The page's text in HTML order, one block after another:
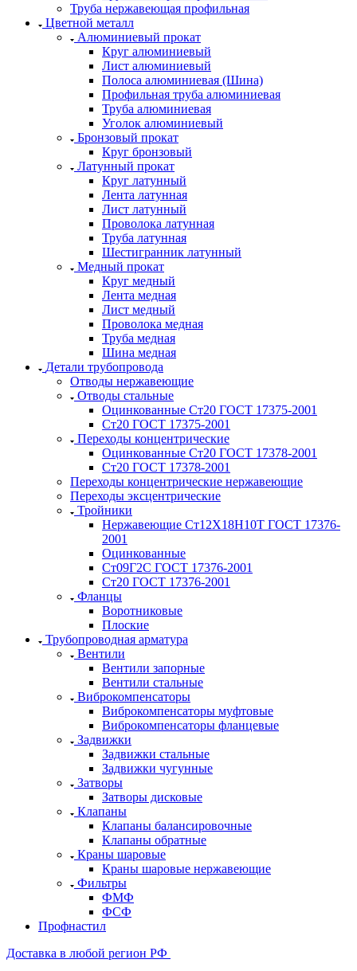
Труба нержавеющая профильная
Цветной металл
Алюминиевый прокат
Круг алюминиевый
Лист алюминиевый
Полоса алюминиевая (Шина)
Профильная труба алюминиевая
Труба алюминиевая
Уголок алюминиевый
Бронзовый прокат
Круг бронзовый
Латунный прокат
Круг латунный
Лента латунная
Лист латунный
Проволока латунная
Труба латунная
Шестигранник латунный
Медный прокат
Круг медный
Лента медная
Лист медный
Проволока медная
Труба медная
Шина медная
Детали трубопровода
Отводы нержавеющие
Отводы стальные
Оцинкованные Ст20 ГОСТ 17375-2001
Ст20 ГОСТ 17375-2001
Переходы концентрические
Оцинкованные Ст20 ГОСТ 17378-2001
Ст20 ГОСТ 17378-2001
Переходы концентрические нержавеющие
Переходы эксцентрические
Тройники
Нержавеющие Ст12Х18Н10Т ГОСТ 17376-
2001
Оцинкованные
Ст09Г2С ГОСТ 17376-2001
Ст20 ГОСТ 17376-2001
Фланцы
Воротниковые
Плоские
Трубопроводная арматура
Вентили
Вентили запорные
Вентили стальные
Виброкомпенсаторы
Виброкомпенсаторы муфтовые
Виброкомпенсаторы фланцевые
Задвижки
Задвижки стальные
Задвижки чугунные
Затворы
Затворы дисковые
Клапаны
Клапаны балансировочные
Клапаны обратные
Краны шаровые
Краны шаровые нержавеющие
Фильтры
ФМФ
ФСФ
Профнастил
Доставка в любой регион РФ